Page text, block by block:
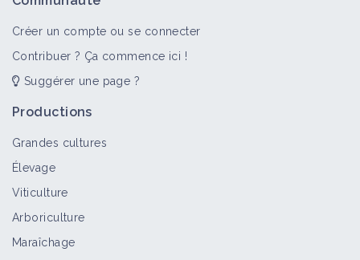
Créer un compte ou se connecter
Contribuer ? Ça commence ici !
Suggérer une page ?
Productions
Grandes cultures
Élevage
Viticulture
Arboriculture
Maraîchage